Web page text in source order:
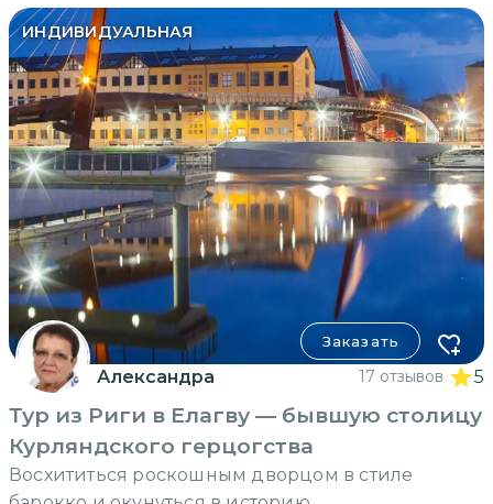
ИНДИВИДУАЛЬНАЯ
Заказать
Александра 17 отзывов 5
Тур из Риги в Елагву — бывшую столицу
Курляндского герцогства
Восхититься роскошным дворцом в стиле